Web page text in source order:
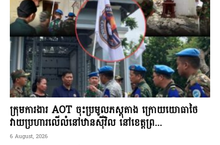
ក្រុមការងារ AOT ចុះប្រមូលភស្តុតាង ក្រោយយោធាថៃ
វាយប្រហារលើលំនៅឋានស៊ីវិល នៅខេត្តព្រ...
6 August, 2026